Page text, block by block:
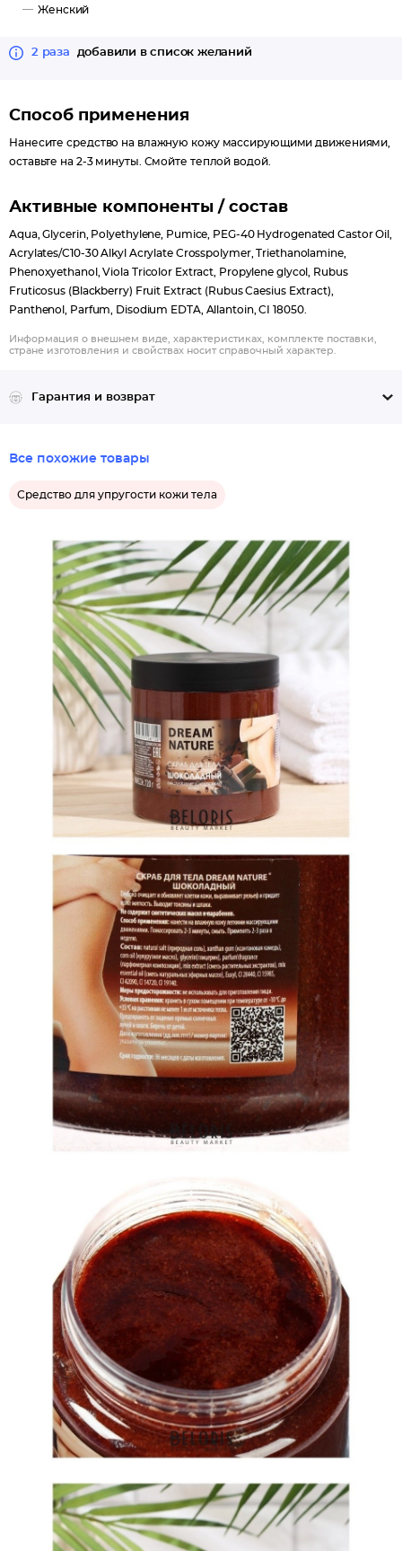
Женский
2 раза добавили в список желаний
Способ применения
Нанесите средство на влажную кожу массирующими движениями,
оставьте на 2-3 минуты. Смойте теплой водой.
Активные компоненты / состав
Aqua, Glycerin, Polyethylene, Pumice, PEG-40 Hydrogenated Castor Oil,
Acrylates/C10-30 Alkyl Acrylate Crosspolymer, Triethanolamine,
Phenoxyethanol, Viola Tricolor Extract, Propylene glycol, Rubus
Fruticosus (Blackberry) Fruit Extract (Rubus Caesius Extract),
Panthenol, Parfum, Disodium EDTA, Allantoin, CI 18050.
Информация о внешнем виде, характеристиках, комплекте поставки,
стране изготовления и свойствах носит справочный характер.
Гарантия и возврат
Все похожие товары
Средство для упругости кожи тела